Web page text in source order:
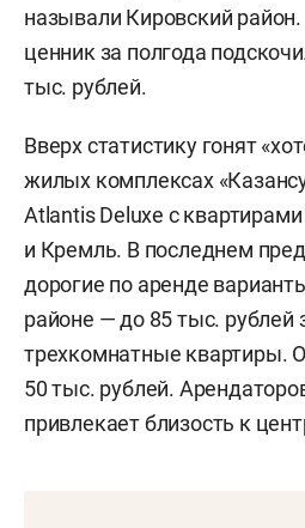
называли Кировский
ценник за полгода
тыс. рублей.
Вверх статистику гонят
жилых комплексах
Atlantis Deluxe с
и Кремль. В последнем
дорогие по аренде
районе — до 85 тыс. рублей
трехкомнатные квартиры.
50 тыс. рублей.
привлекает близость к